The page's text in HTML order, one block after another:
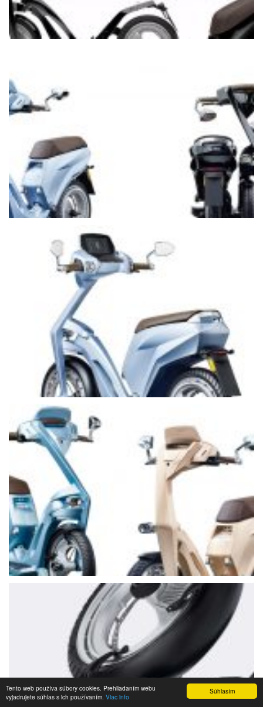
Súhlasím
Tento web používa súbory cookies. Prehliadaním webu
vyjadrujete súhlas s ich používaním. Viac info